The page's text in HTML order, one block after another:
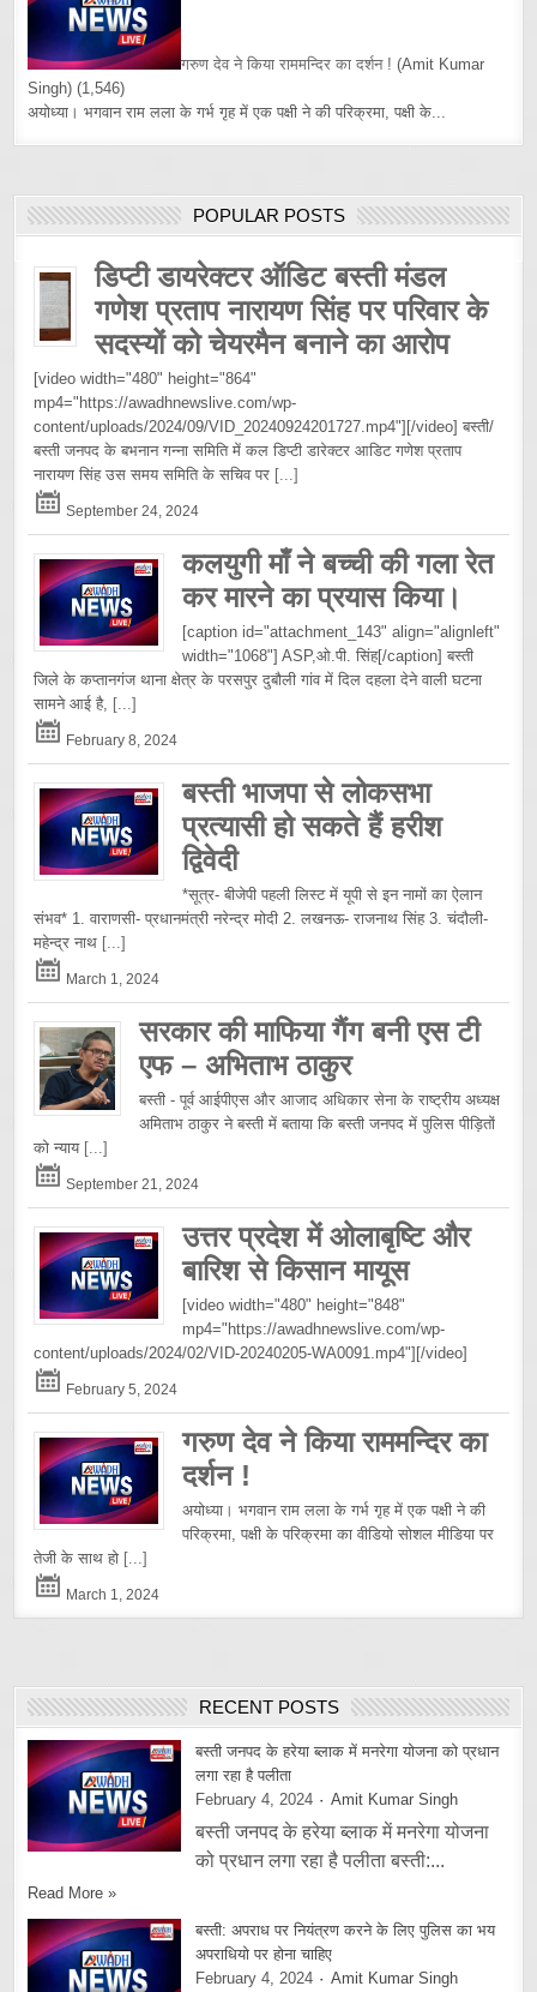
गरुण देव ने किया राममन्दिर का दर्शन ! (Amit Kumar
Singh) (1,546)
अयोध्या। भगवान राम लला के गर्भ गृह में एक पक्षी ने की परिक्रमा, पक्षी के...
POPULAR POSTS
डिप्टी डायरेक्टर ऑडिट बस्ती मंडल
गणेश प्रताप नारायण सिंह पर परिवार के
सदस्यों को चेयरमैन बनाने का आरोप
[video width="480" height="864"
mp4="https://awadhnewslive.com/wp-
content/uploads/2024/09/VID_20240924201727.mp4"][/video] बस्ती/
बस्ती जनपद के बभनान गन्ना समिति में कल डिप्टी डारेक्टर आडिट गणेश प्रताप
नारायण सिंह उस समय समिति के सचिव पर [...]
September 24, 2024
कलयुगी माँ ने बच्ची की गला रेत
कर मारने का प्रयास किया।
[caption id="attachment_143" align="alignleft"
width="1068"] ASP,ओ.पी. सिंह[/caption] बस्ती
जिले के कप्तानगंज थाना क्षेत्र के परसपुर दुबौली गांव में दिल दहला देने वाली घटना
सामने आई है, [...]
February 8, 2024
बस्ती भाजपा से लोकसभा
प्रत्यासी हो सकते हैं हरीश
द्विवेदी
*सूत्र- बीजेपी पहली लिस्ट में यूपी से इन नामों का ऐलान
संभव* 1. वाराणसी- प्रधानमंत्री नरेन्द्र मोदी 2. लखनऊ- राजनाथ सिंह 3. चंदौली-
महेन्द्र नाथ [...]
March 1, 2024
सरकार की माफिया गैंग बनी एस टी
एफ – अभिताभ ठाकुर
बस्ती - पूर्व आईपीएस और आजाद अधिकार सेना के राष्ट्रीय अध्यक्ष
अमिताभ ठाकुर ने बस्ती में बताया कि बस्ती जनपद में पुलिस पीड़ितों
को न्याय [...]
September 21, 2024
उत्तर प्रदेश में ओलाबृष्टि और
बारिश से किसान मायूस
[video width="480" height="848"
mp4="https://awadhnewslive.com/wp-
content/uploads/2024/02/VID-20240205-WA0091.mp4"][/video]
February 5, 2024
गरुण देव ने किया राममन्दिर का
दर्शन !
अयोध्या। भगवान राम लला के गर्भ गृह में एक पक्षी ने की
परिक्रमा, पक्षी के परिक्रमा का वीडियो सोशल मीडिया पर
तेजी के साथ हो [...]
March 1, 2024
RECENT POSTS
बस्ती जनपद के हरेया ब्लाक में मनरेगा योजना को प्रधान
लगा रहा है पलीता
February 4, 2024
Amit Kumar Singh
बस्ती जनपद के हरेया ब्लाक में मनरेगा योजना
को प्रधान लगा रहा है पलीता बस्ती:...
Read More »
बस्ती: अपराध पर नियंत्रण करने के लिए पुलिस का भय
अपराधियो पर होना चाहिए
February 4, 2024
Amit Kumar Singh